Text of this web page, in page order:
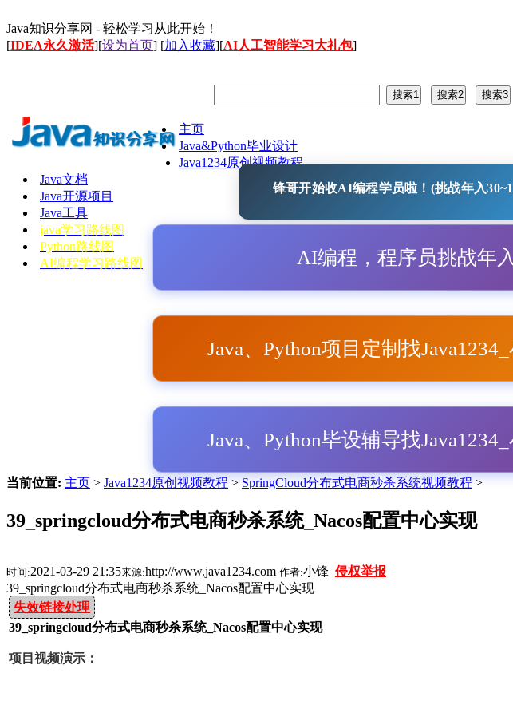
Java知识分享网 - 轻松学习从此开始！
[IDEA永久激活][设为首页] [加入收藏][AI人工智能学习大礼包]
主页
Java&Python毕业设计
Java1234原创视频教程
Java文档
Java开源项目
Java工具
java学习路线图
Python路线图
AI编程学习路线图
锋哥开始收AI编程学员啦！(挑战年入
AI编程，程序员挑战年
Java、Python项目定制找
Java、Python毕设辅导找
当前位置: 主页 > Java1234原创视频教程 > SpringCloud分布式电商秒杀系统视频教程 >
39_springcloud分布式电商秒杀系统_Nacos配置中心实现
时间:2021-03-29 21:35来源:http://www.java1234.com 作者:小锋 侵权举报
39_springcloud分布式电商秒杀系统_Nacos配置中心实现
失效链接处理
39_springcloud分布式电商秒杀系统_Nacos配置中心实现
项目视频演示：